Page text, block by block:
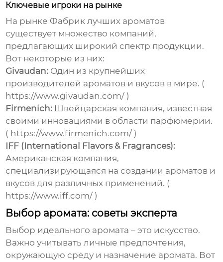
Ключевые игроки на рынке
На рынке Фабрик лучших ароматов
существует множество компаний,
предлагающих широкий спектр продукции.
Вот некоторые из них:
Givaudan: Один из крупнейших
производителей ароматов и вкусов в мире. (
https://www.givaudan.com/ )
Firmenich: Швейцарская компания, известная
своими инновациями в области парфюмерии.
( https://www.firmenich.com/ )
IFF (International Flavors & Fragrances):
Американская компания,
специализирующаяся на создании ароматов и
вкусов для различных применений. (
https://www.iff.com/ )
Выбор аромата: советы эксперта
Выбор идеального аромата – это искусство.
Важно учитывать личные предпочтения,
окружающую среду и назначение аромата. Вот